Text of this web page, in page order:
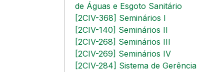
de Águas e Esgoto Sanitário
[2CIV-368] Seminários I
[2CIV-140] Seminários II
[2CIV-268] Seminários III
[2CIV-269] Seminários IV
[2CIV-284] Sistema de Gerência